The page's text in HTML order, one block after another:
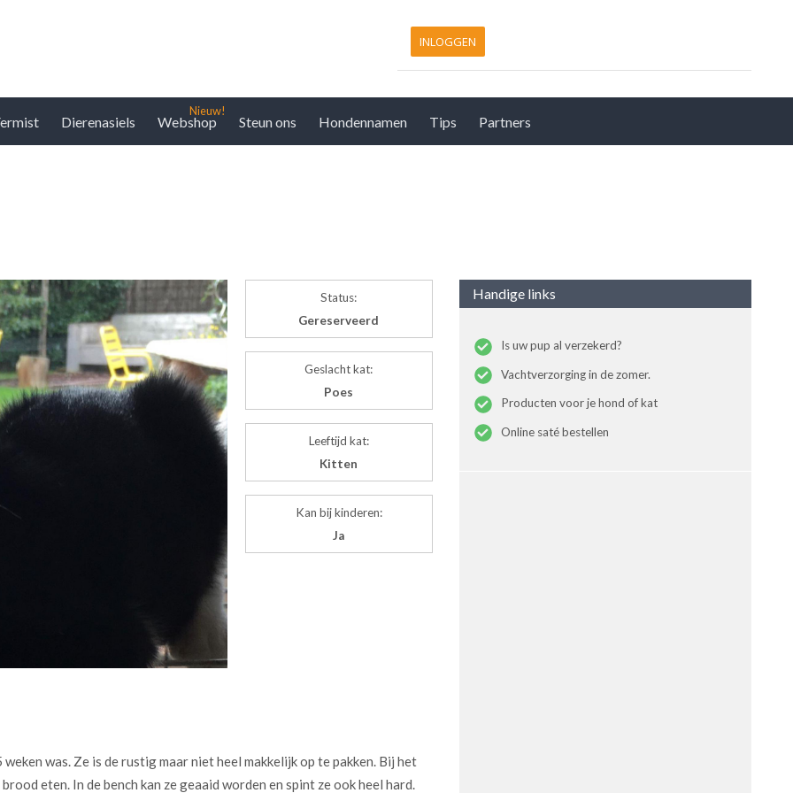
INLOGGEN
Dierenasiels Webshop Steun ons Hondennamen Tips Partners
Status:
Gereserveerd
Geslacht kat:
Poes
Leeftijd kat:
Kitten
Kan bij kinderen:
Ja
was. Ze is de rustig maar niet heel makkelijk op te pakken. Bij het
eten. In de bench kan ze geaaid worden en spint ze ook heel hard.
Handige links
Is uw pup al verzekerd?
Vachtverzorging in de zomer.
Producten voor je hond of kat
Online saté bestellen